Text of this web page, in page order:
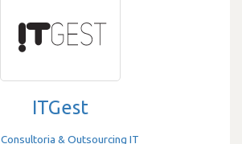
ITGest
Consultoria & Outsourcing IT